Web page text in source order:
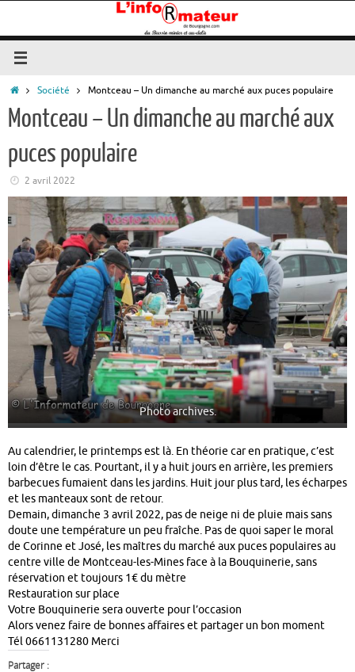
contenu
Accueil
Société Montceau – Un dimanche au marché aux puces populaire
Montceau – Un dimanche au marché aux
puces populaire
2 avril 2022
Photo archives.
Au calendrier, le printemps est là. En théorie car en pratique, c’est
loin d’être le cas. Pourtant, il y a huit jours en arrière, les premiers
barbecues fumaient dans les jardins. Huit jour plus tard, les écharpes
et les manteaux sont de retour.
Demain, dimanche 3 avril 2022, pas de neige ni de pluie mais sans
doute une température un peu fraîche. Pas de quoi saper le moral
de Corinne et José, les maîtres du marché aux puces populaires au
centre ville de Montceau-les-Mines face à la Bouquinerie, sans
réservation et toujours 1€ du mètre
Restauration sur place
Votre Bouquinerie sera ouverte pour l’occasion
Alors venez faire de bonnes affaires et partager un bon moment
Tél 0661131280 Merci
Partager :